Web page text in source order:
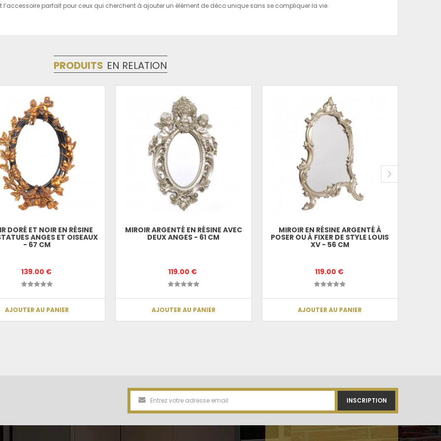
l’accessoire parfait pour ceux qui cherchent à ajouter un élément de déco unique sans se compliquer la vie.
PRODUITS EN RELATION
DORÉ ET NOIR EN RÉSINE
ANGES ET OISEAUX
- 67 CM
139.00 €
AJOUTER AU PANIER
MIROIR ARGENTÉ EN RÉSINE AVEC
DEUX ANGES - 61 CM
119.00 €
AJOUTER AU PANIER
MIROIR EN RÉSINE ARGENTÉ À
POSER OU À FIXER DE STYLE LOUIS
XV - 56 CM
119.00 €
AJOUTER AU PANIER
INSCRIPTION